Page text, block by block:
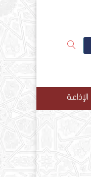
الإذاعة